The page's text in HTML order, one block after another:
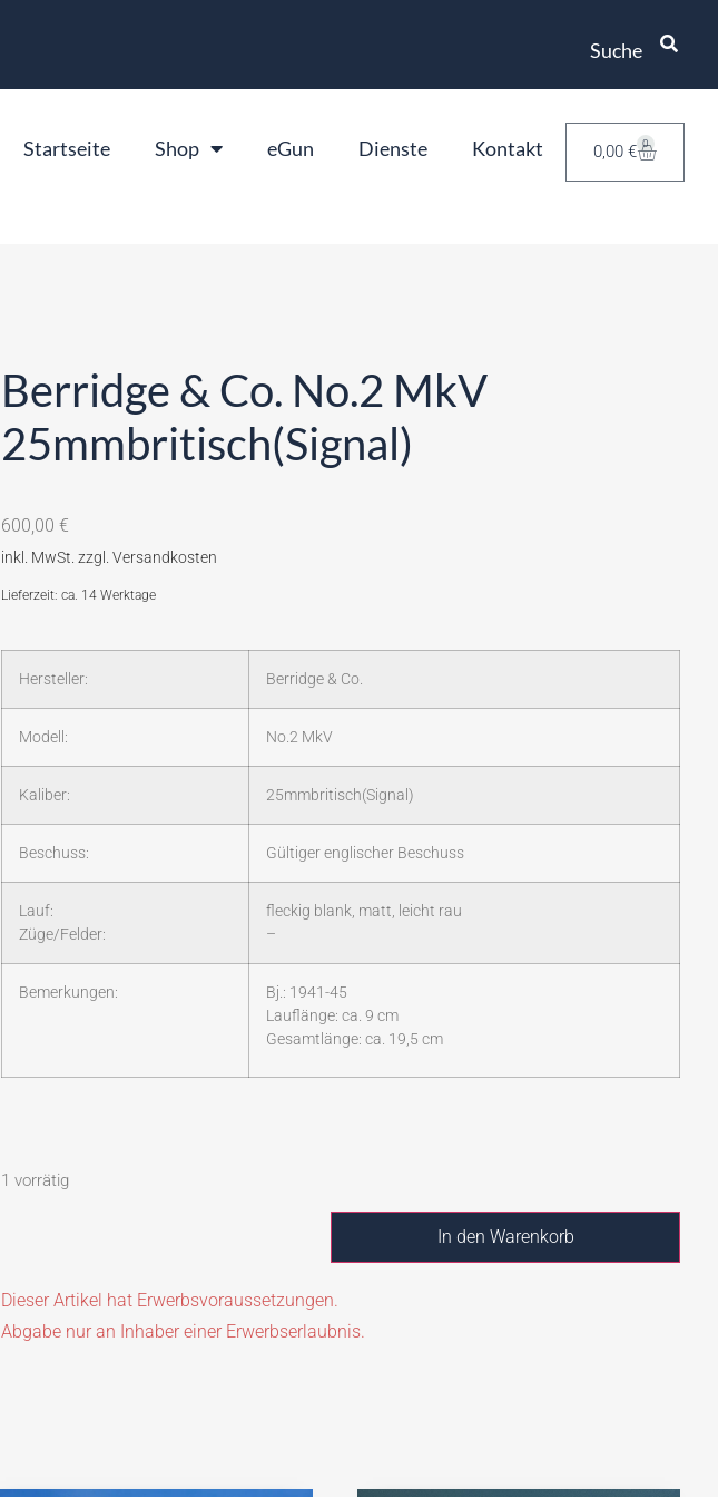
Suche
Startseite Shop eGun Dienste Kontakt 0,00 € 0
Berridge & Co. No.2 MkV
25mmbritisch(Signal)
600,00 €
Lieferzeit: ca. 14 Werktage
Hersteller: Berridge & Co.
Modell: No.2 MkV
Kaliber: 25mmbritisch(Signal)
Beschuss: Gültiger englischer Beschuss
Lauf:
Züge/Felder:
fleckig blank, matt, leicht rau
–
Bemerkungen:
Bj.: 1941-45
Lauflänge: ca. 9 cm
Gesamtlänge: ca. 19,5 cm
1 vorrätig
In den Warenkorb
Dieser Artikel hat Erwerbsvoraussetzungen.
Abgabe nur an Inhaber einer Erwerbserlaubnis.